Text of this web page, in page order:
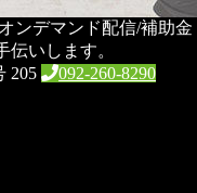
ンデマンド配信/補助金
いします。
205
092-260-8290